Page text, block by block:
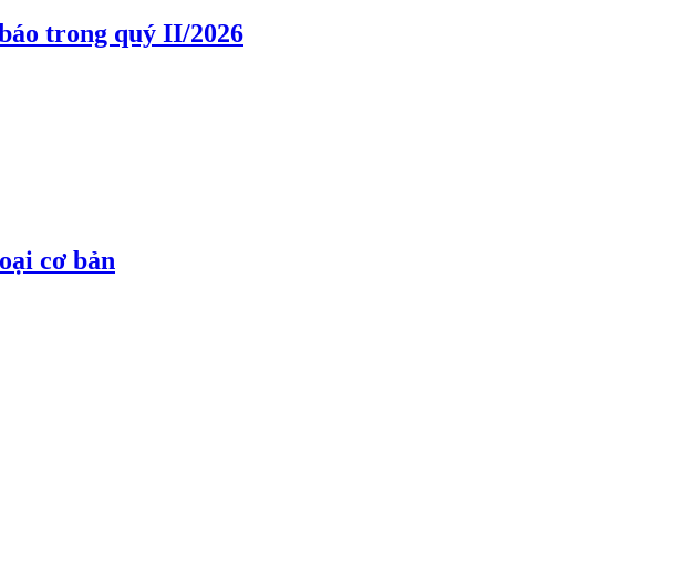
trong quý II/2026
cơ bản